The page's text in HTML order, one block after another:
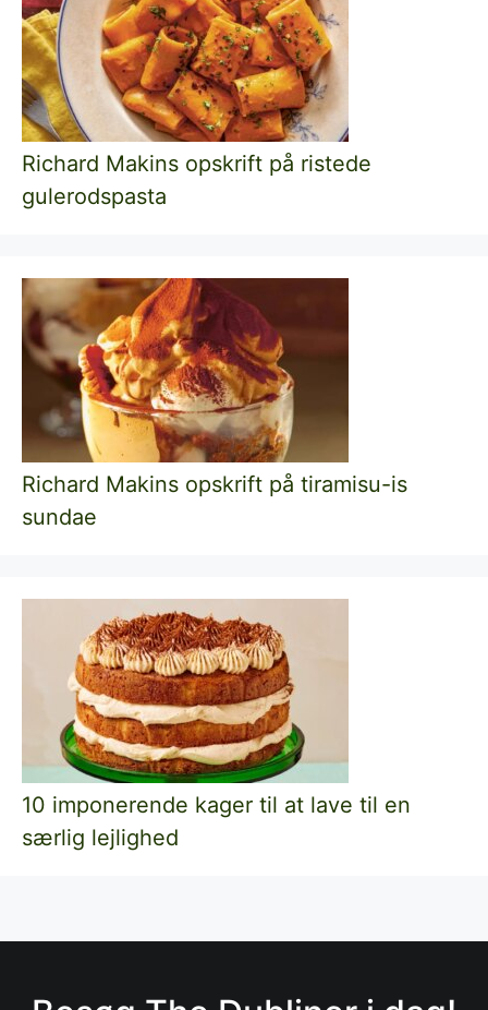
Richard Makins opskrift på ristede
gulerodspasta
Richard Makins opskrift på tiramisu-is
sundae
10 imponerende kager til at lave til en
særlig lejlighed